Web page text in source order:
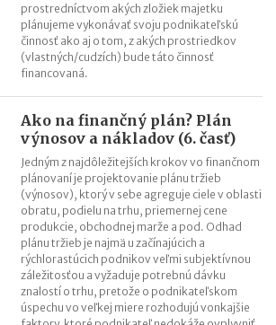
prostredníctvom akých zložiek majetku
plánujeme vykonávať svoju podnikateľskú
činnosť ako aj o tom, z akých prostriedkov
(vlastných/cudzích) bude táto činnosť
financovaná.
Ako na finančný plán? Plán
výnosov a nákladov (6. časť)
Jedným z najdôležitejších krokov vo finančnom
plánovaní je projektovanie plánu tržieb
(výnosov), ktorý v sebe agreguje ciele v oblasti
obratu, podielu na trhu, priemernej cene
produkcie, obchodnej marže a pod. Odhad
plánu tržieb je najmä u začínajúcich a
rýchlorastúcich podnikov veľmi subjektívnou
záležitosťou a vyžaduje potrebnú dávku
znalostí o trhu, pretože o podnikateľskom
úspechu vo veľkej miere rozhodujú vonkajšie